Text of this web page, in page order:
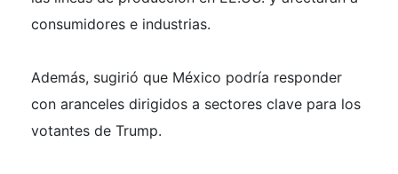
consumidores e industrias.
Además, sugirió que México podría responder
con aranceles dirigidos a sectores clave para los
votantes de Trump.